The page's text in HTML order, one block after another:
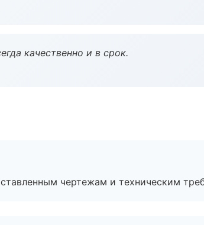
качественно и в срок.
чертежам и техническим